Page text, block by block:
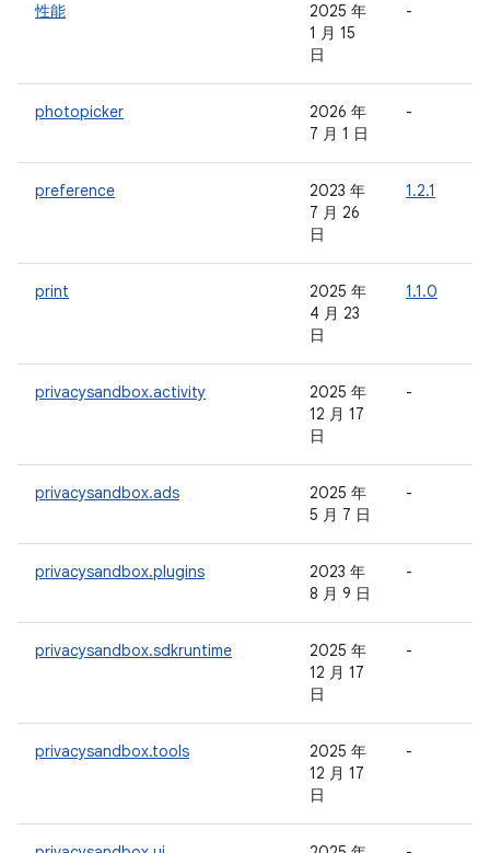
性能
2025 年
1 月 15
日
-
photopicker
2026 年
7 月 1 日
-
preference
2023 年
7 月 26
日
1.2.1
print
2025 年
4 月 23
日
1.1.0
privacysandbox.activity
2025 年
12 月 17
日
-
privacysandbox.ads
2025 年
5 月 7 日
-
privacysandbox.plugins
2023 年
8 月 9 日
-
privacysandbox.sdkruntime
2025 年
12 月 17
日
-
privacysandbox.tools
2025 年
12 月 17
日
-